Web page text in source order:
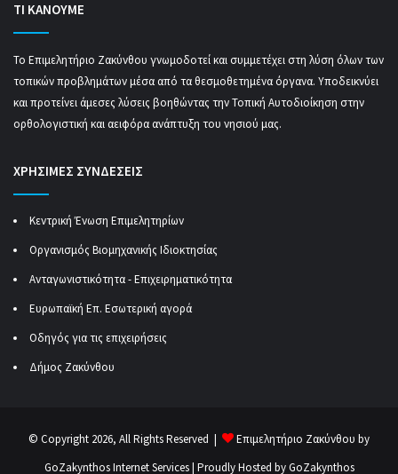
ΤΙ ΚΑΝΟΥΜΕ
Το Επιμελητήριο Ζακύνθου γνωμοδοτεί και συμμετέχει στη λύση όλων των
τοπικών προβλημάτων μέσα από τα θεσμοθετημένα όργανα. Υποδεικνύει
και προτείνει άμεσες λύσεις βοηθώντας την Τοπική Αυτοδιοίκηση στην
ορθολογιστική και αειφόρα ανάπτυξη του νησιού μας.
ΧΡΗΣΙΜΕΣ ΣΥΝΔΕΣΕΙΣ
Κεντρική Ένωση Επιμελητηρίων
Οργανισμός Βιομηχανικής Ιδιοκτησίας
Ανταγωνιστικότητα - Επιχειρηματικότητα
Ευρωπαϊκή Επ. Εσωτερική αγορά
Οδηγός για τις επιχειρήσεις
Δήμος Ζακύνθου
© Copyright 2026, All Rights Reserved |
Επιμελητήριο Ζακύνθου by
GoZakynthos Internet Services| Proudly Hosted byGoZakynthos